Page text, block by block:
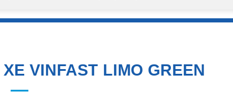
VINFAST LIMO GREEN